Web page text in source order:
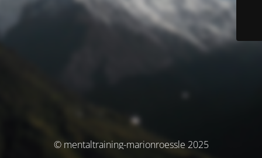
© mentaltraining-marionroessle 2025